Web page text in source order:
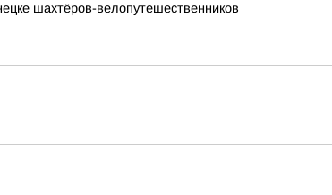
шахтёров-велопутешественников